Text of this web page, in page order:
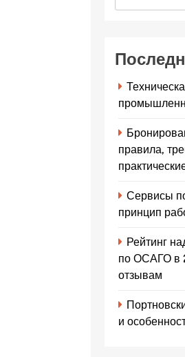
правила,
Сервисы
принцип
Рейтинг
по ОСАГО в
отзывам
и